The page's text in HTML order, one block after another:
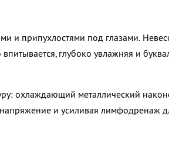
и припухлостями под глазами.
глубоко увлажняя и
охлаждающий металлический
и усиливая лимфодренаж